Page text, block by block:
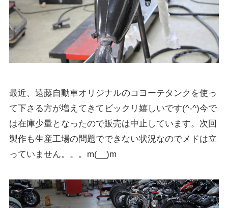
最近、遠藤自動車オリジナルのコヨーテタンクを使っ
て下さる方が増えてきてビックリ嬉しいです(^-^)今で
は在庫少量となったので販売は中止しています。次回
製作も生産工場の問題でできない状況なのでメドは立
っていません。。。m(__)m